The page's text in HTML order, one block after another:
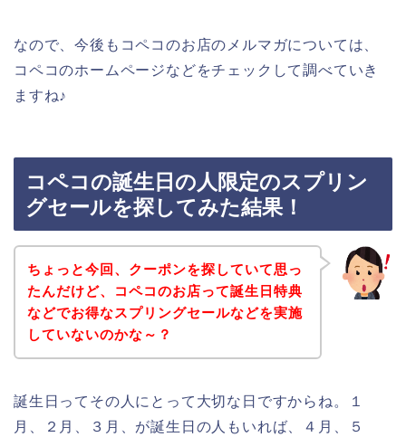
なので、今後もコペコのお店のメルマガについては、
コペコのホームページなどをチェックして調べていき
ますね♪
コペコの誕生日の人限定のスプリン
グセールを探してみた結果！
ちょっと今回、クーポンを探していて思っ
たんだけど、コペコのお店って誕生日特典
などでお得なスプリングセールなどを実施
していないのかな～？
誕生日ってその人にとって大切な日ですからね。１
月、２月、３月、が誕生日の人もいれば、４月、５